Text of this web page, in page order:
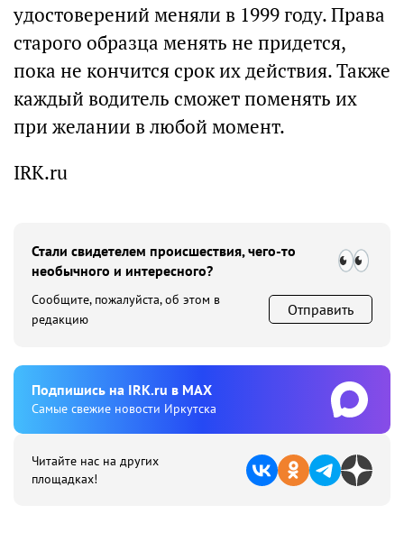
удостоверений меняли в 1999 году. Права
старого образца менять не придется,
пока не кончится срок их действия. Также
каждый водитель сможет поменять их
при желании в любой момент.
IRK.ru
Стали свидетелем происшествия, чего-то
необычного и интересного?
Сообщите, пожалуйста, об этом в
редакцию
Отправить
Подпишиcь на IRK.ru в MAX
Cамые свежие новости Иркутска
Читайте нас на других
площадках!